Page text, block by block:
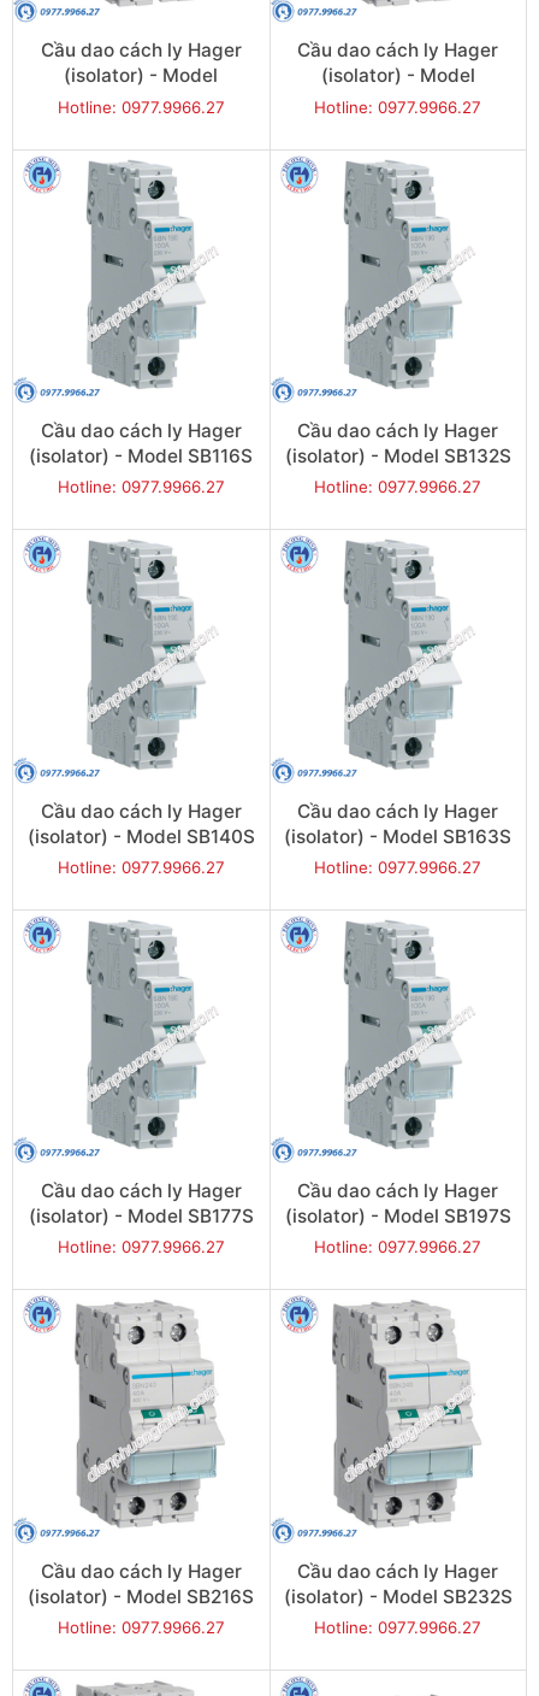
Cầu dao cách ly Hager
(isolator) - Model
SBN280
Hotline: 0977.9966.27
Cầu dao cách ly Hager
(isolator) - Model
SBN290
Hotline: 0977.9966.27
Cầu dao cách ly Hager
(isolator) - Model SB116S
Hotline: 0977.9966.27
Cầu dao cách ly Hager
(isolator) - Model SB132S
Hotline: 0977.9966.27
Cầu dao cách ly Hager
(isolator) - Model SB140S
Hotline: 0977.9966.27
Cầu dao cách ly Hager
(isolator) - Model SB163S
Hotline: 0977.9966.27
Cầu dao cách ly Hager
(isolator) - Model SB177S
Hotline: 0977.9966.27
Cầu dao cách ly Hager
(isolator) - Model SB197S
Hotline: 0977.9966.27
Cầu dao cách ly Hager
(isolator) - Model SB216S
Hotline: 0977.9966.27
Cầu dao cách ly Hager
(isolator) - Model SB232S
Hotline: 0977.9966.27